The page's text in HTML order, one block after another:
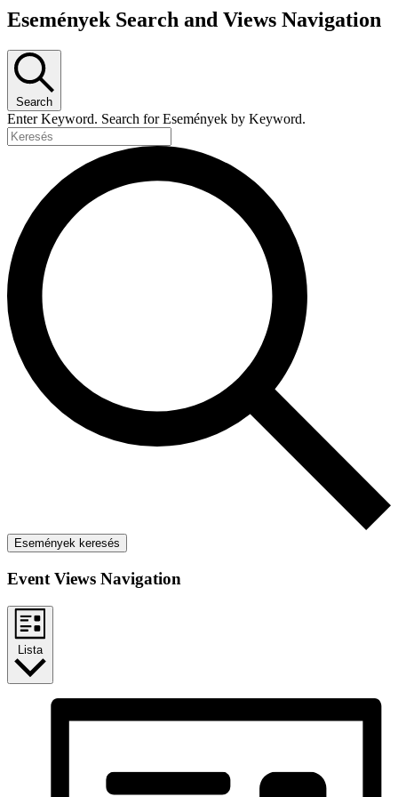
Események Search and Views Navigation
Search
Enter Keyword. Search for Események by Keyword.
Események keresés
Event Views Navigation
Lista